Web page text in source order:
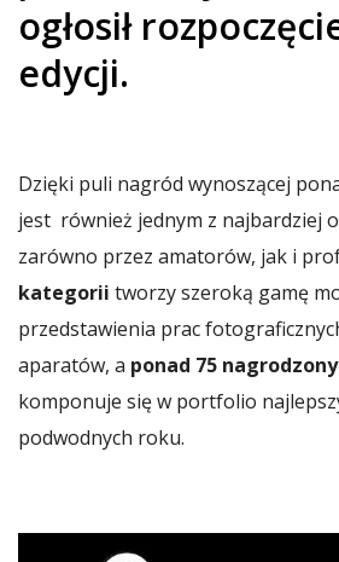
ogłosił
edycji.
Dzięki puli nagród wynoszącej
jest również jednym z najbardziej
zarówno przez amatorów, jak i
kategorii tworzy szeroką gamę
przedstawienia prac
aparatów, a ponad 75
komponuje się w portfolio
podwodnych roku.